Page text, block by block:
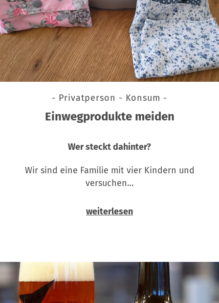
- Privatperson - Konsum -
Einwegprodukte meiden
Wer steckt dahinter?
Wir sind eine Familie mit vier Kindern und
versuchen…
weiterlesen